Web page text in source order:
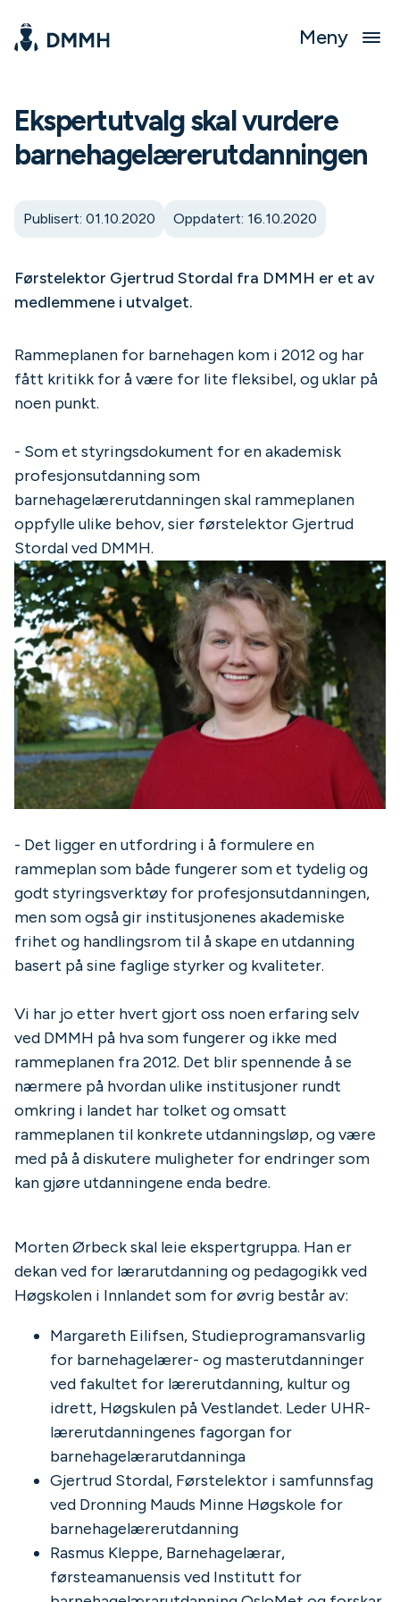
Meny
Ekspertutvalg skal vurdere
barnehagelærerutdanningen
Publisert: 01.10.2020 Oppdatert: 16.10.2020
Førstelektor Gjertrud Stordal fra DMMH er et av
medlemmene i utvalget.
Rammeplanen for barnehagen kom i 2012 og har
fått kritikk for å være for lite fleksibel, og uklar på
noen punkt.
- Som et styringsdokument for en akademisk
profesjonsutdanning som
barnehagelærerutdanningen skal rammeplanen
oppfylle ulike behov, sier førstelektor Gjertrud
Stordal ved DMMH.
- Det ligger en utfordring i å formulere en
rammeplan som både fungerer som et tydelig og
godt styringsverktøy for profesjonsutdanningen,
men som også gir institusjonenes akademiske
frihet og handlingsrom til å skape en utdanning
basert på sine faglige styrker og kvaliteter.
Vi har jo etter hvert gjort oss noen erfaring selv
ved DMMH på hva som fungerer og ikke med
rammeplanen fra 2012. Det blir spennende å se
nærmere på hvordan ulike institusjoner rundt
omkring i landet har tolket og omsatt
rammeplanen til konkrete utdanningsløp, og være
med på å diskutere muligheter for endringer som
kan gjøre utdanningene enda bedre.
Morten Ørbeck skal leie ekspertgruppa. Han er
dekan ved for lærarutdanning og pedagogikk ved
Høgskolen i Innlandet som for øvrig består av:
Margareth Eilifsen, Studieprogramansvarlig
for barnehagelærer- og masterutdanninger
ved fakultet for lærerutdanning, kultur og
idrett, Høgskulen på Vestlandet. Leder UHR-
lærerutdanningenes fagorgan for
barnehagelærarutdanninga
Gjertrud Stordal, Førstelektor i samfunnsfag
ved Dronning Mauds Minne Høgskole for
barnehagelærerutdanning
Rasmus Kleppe, Barnehagelærar,
førsteamanuensis ved Institutt for